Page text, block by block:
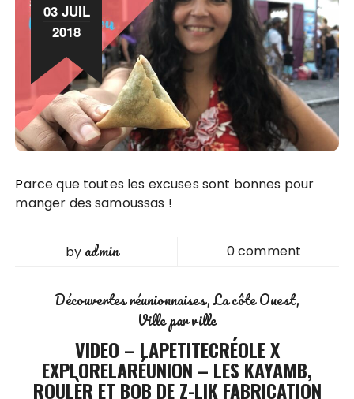
03 JUIL
2018
Parce que toutes les excuses sont bonnes pour
manger des samoussas !
by admin 0 comment
Découvertes réunionnaises La côte Ouest
Ville par ville
VIDEO – LAPETITECRÉOLE X
EXPLORELARÉUNION – LES KAYAMB,
ROULÈR ET BOB DE Z-LIK FABRICATION